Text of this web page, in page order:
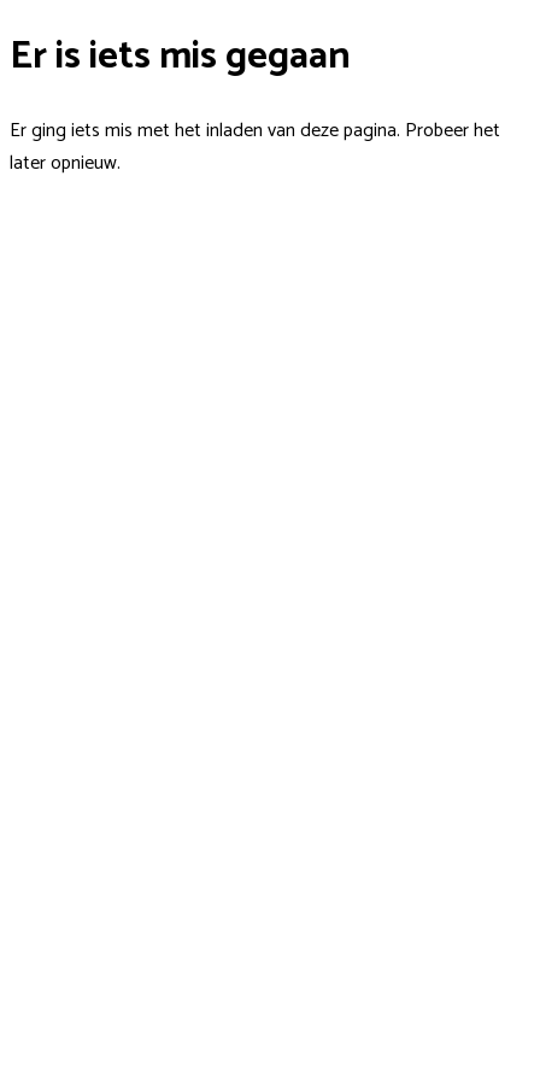
Er is iets mis gegaan
Er ging iets mis met het inladen van deze pagina. Probeer het
later opnieuw.